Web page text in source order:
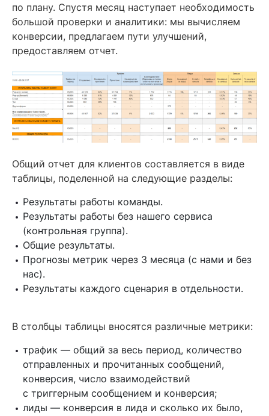
по плану. Спустя месяц наступает необходимость
большой проверки и аналитики: мы вычисляем
конверсии, предлагаем пути улучшений,
предоставляем отчет.
Общий отчет для клиентов составляется в виде
таблицы, поделенной на следующие разделы:
Результаты работы команды.
Результаты работы без нашего сервиса
(контрольная группа).
Общие результаты.
Прогнозы метрик через 3 месяца (с нами и без
нас).
Результаты каждого сценария в отдельности.
В столбцы таблицы вносятся различные метрики:
трафик — общий за весь период, количество
отправленных и прочитанных сообщений,
конверсия, число взаимодействий
с триггерным сообщением и конверсия;
лиды — конверсия в лида и сколько их было,